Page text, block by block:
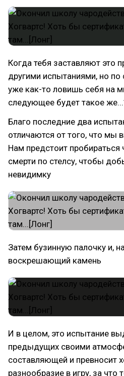
Когда тебя заставляют это
другими испытаниями, но по
уже как-то ловишь себя на
следующее будет такое
Благо последние два
отличаются от того, что мы
Нам предстоит пробираться
смерти по стелсу, чтобы
невидимку
Затем бузинную палочку и,
воскрешающий камень
И в целом, это испытание
предыдущих своими
составляющей и превносит
разнообразие в игру, за что